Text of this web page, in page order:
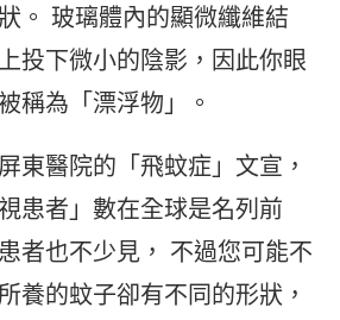
。 玻璃體內的顯微纖維結
投下微小的陰影，因此你眼
稱為「漂浮物」。
東醫院的「飛蚊症」文宣，
患者」數在全球是名列前
者也不少見， 不過您可能不
養的蚊子卻有不同的形狀，